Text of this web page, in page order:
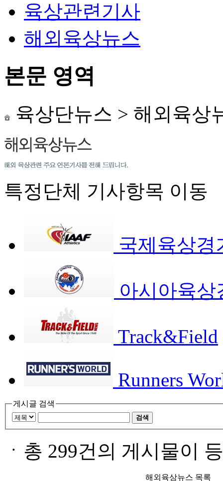
육상관련기사
해외육상뉴스
본문 영역
육상단뉴스 > 해외육상
특정단체 기사항목 이동
국제육상
아시아육
Track&Field
Runners
게시글 검색
검색
ㆍ 총 299건의 게시물이
해외육상뉴스 목록